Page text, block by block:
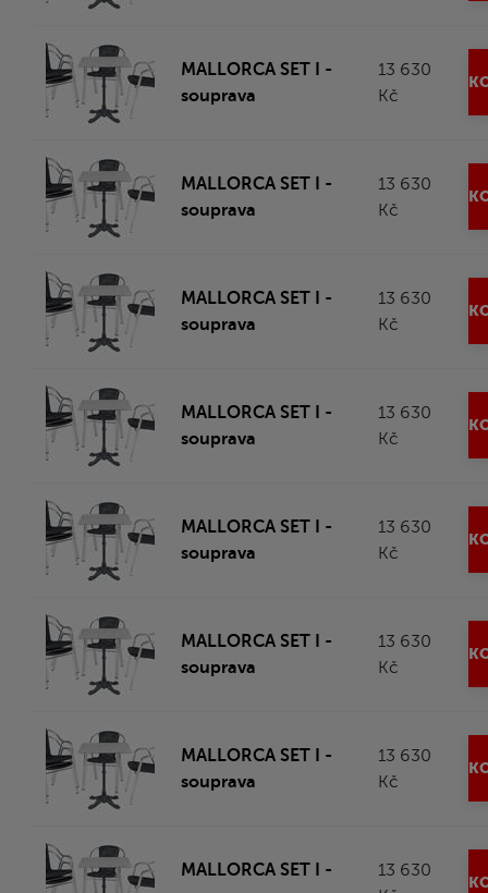
MALLORCA SET I -
souprava
13 630
Kč
MALLORCA SET I -
souprava
13 630
Kč
MALLORCA SET I -
souprava
13 630
Kč
MALLORCA SET I -
souprava
13 630
Kč
MALLORCA SET I -
souprava
13 630
Kč
MALLORCA SET I -
souprava
13 630
Kč
MALLORCA SET I -
souprava
13 630
Kč
MALLORCA SET I -
13 630